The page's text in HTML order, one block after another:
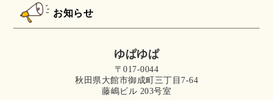
お知らせ
ゆぱゆぱ
〒017-0044
秋田県大館市御成町三丁目7-64
藤嶋ビル 203号室